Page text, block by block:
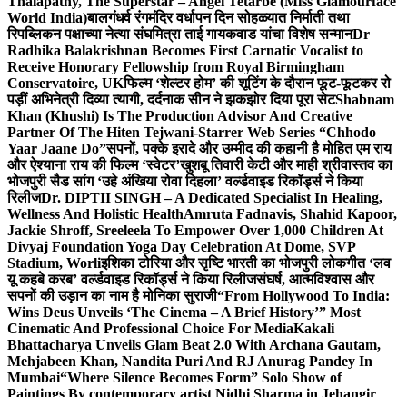
World India)बालगंधर्व रंगमंदिर वर्धापन दिन सोहळ्यात निर्माती तथा
रिपब्लिकन पक्षाच्या नेत्या संघमित्रा ताई गायकवाड यांचा विशेष सन्मानDr
Radhika Balakrishnan Becomes First Carnatic Vocalist to
Receive Honorary Fellowship from Royal Birmingham
Conservatoire, UKफिल्म ‘शेल्टर होम’ की शूटिंग के दौरान फूट-फूटकर रो
पड़ीं अभिनेत्री दिव्या त्यागी, दर्दनाक सीन ने झकझोर दिया पूरा सेटShabnam
Khan (Khushi) Is The Production Advisor And Creative
Partner Of The Hiten Tejwani-Starrer Web Series “Chhodo
Yaar Jaane Do”सपनों, पक्के इरादे और उम्मीद की कहानी है मोहित एम राय
और ऐश्याना राय की फिल्म ‘स्वेटर’खुशबू तिवारी केटी और माही श्रीवास्तव का
भोजपुरी सैड सांग ‘उहे अंखिया रोवा दिहला’ वर्ल्डवाइड रिकॉर्ड्स ने किया
रिलीजDr. DIPTII SINGH – A Dedicated Specialist In Healing,
Wellness And Holistic HealthAmruta Fadnavis, Shahid Kapoor,
Jackie Shroff, Sreeleela To Empower Over 1,000 Children At
Divyaj Foundation Yoga Day Celebration At Dome, SVP
Stadium, Worliइशिका टोरिया और सृष्टि भारती का भोजपुरी लोकगीत ‘लव
यू कहबे करब’ वर्ल्डवाइड रिकॉर्ड्स ने किया रिलीजसंघर्ष, आत्मविश्वास और
सपनों की उड़ान का नाम है मोनिका सुराजी“From Hollywood To India:
Wins Deus Unveils ‘The Cinema – A Brief History’” Most
Cinematic And Professional Choice For MediaKakali
Bhattacharya Unveils Glam Beat 2.0 With Archana Gautam,
Mehjabeen Khan, Nandita Puri And RJ Anurag Pandey In
Mumbai“Where Silence Becomes Form” Solo Show of